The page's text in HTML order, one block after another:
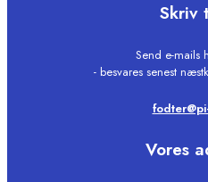
Skriv
Send e-mails
- besvares senest
Vores